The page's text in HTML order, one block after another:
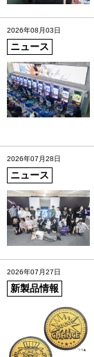
2026年08月03日
ニュース
2026年07月28日
ニュース
2026年07月27日
新製品情報